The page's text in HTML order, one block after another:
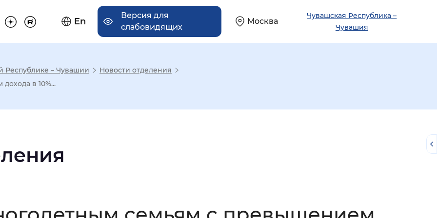
En
Версия для
слабовидящих
Москва
Чувашская Республика –
Чувашия
отображения
Республике – Чувашии
Новости отделения
в 10%...